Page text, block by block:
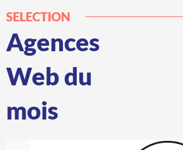
SELECTION
Agences
Web du
mois